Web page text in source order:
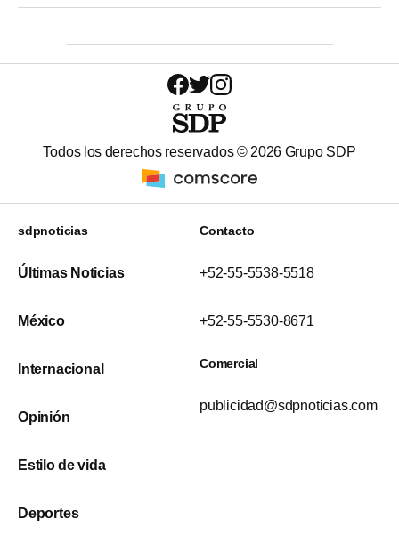
Todos los derechos reservados © 2026 Grupo SDP
sdpnoticias
Últimas Noticias
México
Internacional
Opinión
Estilo de vida
Deportes
Contacto
+52-55-5538-5518
+52-55-5530-8671
Comercial
publicidad@sdpnoticias.com